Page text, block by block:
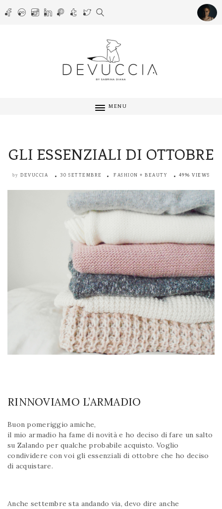
MENU
GLI ESSENZIALI DI OTTOBRE
by DEVUCCIA 30 SETTEMBRE FASHION + BEAUTY 4996 VIEWS
RINNOVIAMO L’ARMADIO
Buon pomeriggio amiche,
il mio armadio ha fame di novità e ho deciso di fare un salto
su Zalando per qualche probabile acquisto. Voglio
condividere con voi gli essenziali di ottobre che ho deciso
di acquistare.
Anche settembre sta andando via, devo dire anche